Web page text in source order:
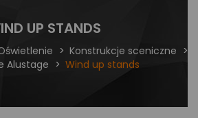
UP STANDS
Konstrukcje sceniczne
Alustage
Wind up stands